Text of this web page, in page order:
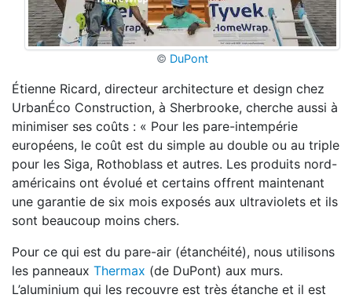
© DuPont
Étienne Ricard, directeur architecture et design chez
UrbanÉco Construction, à Sherbrooke, cherche aussi à
minimiser ses coûts : « Pour les pare-intempérie
européens, le coût est du simple au double ou au triple
pour les Siga, Rothoblass et autres. Les produits nord-
américains ont évolué et certains offrent maintenant
une garantie de six mois exposés aux ultraviolets et ils
sont beaucoup moins chers.
Pour ce qui est du pare-air (étanchéité), nous utilisons
les panneaux Thermax (de DuPont) aux murs.
L’aluminium qui les recouvre est très étanche et il est